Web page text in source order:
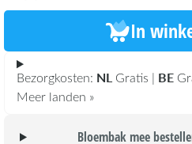
In
Bezorgkosten: NL Gratis | BE
Meer landen »
Bloembak mee